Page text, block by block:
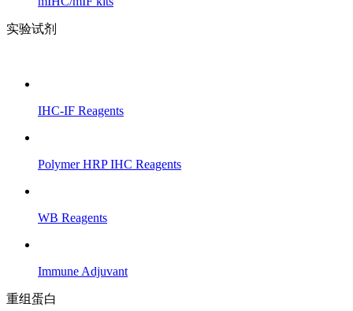
实验试剂
IHC-IF Reagents
Polymer HRP IHC Reagents
WB Reagents
Immune Adjuvant
重组蛋白